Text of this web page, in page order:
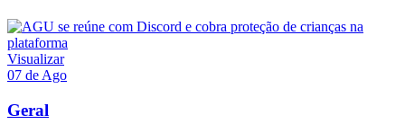
Visualizar
07 de Ago
Geral